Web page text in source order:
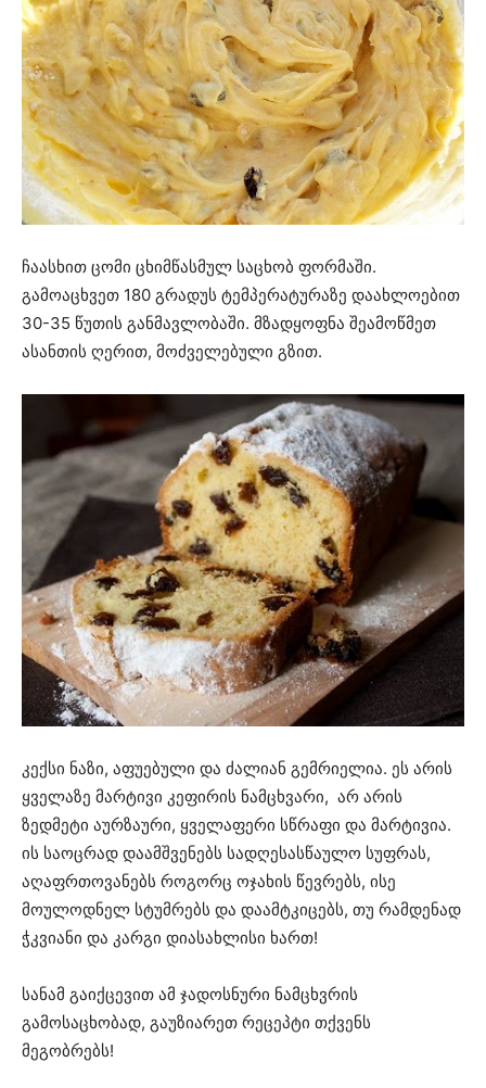
ჩაასხით ცომი ცხიმწასმულ საცხობ ფორმაში.
გამოაცხვეთ 180 გრადუს ტემპერატურაზე დაახლოებით
30-35 წუთის განმავლობაში. მზადყოფნა შეამოწმეთ
ასანთის ღერით, მოძველებული გზით.
კექსი ნაზი, აფუებული და ძალიან გემრიელია. ეს არის
ყველაზე მარტივი კეფირის ნამცხვარი, არ არის
ზედმეტი აურზაური, ყველაფერი სწრაფი და მარტივია.
ის საოცრად დაამშვენებს სადღესასწაულო სუფრას,
აღაფრთოვანებს როგორც ოჯახის წევრებს, ისე
მოულოდნელ სტუმრებს და დაამტკიცებს, თუ რამდენად
ჭკვიანი და კარგი დიასახლისი ხართ!
სანამ გაიქცევით ამ ჯადოსნური ნამცხვრის
გამოსაცხობად, გაუზიარეთ რეცეპტი თქვენს
მეგობრებს!